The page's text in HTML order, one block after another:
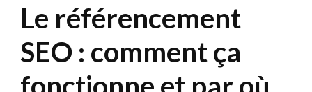
Le référencement
SEO : comment ça